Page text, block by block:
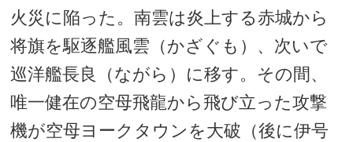
火災に陥った。南雲は炎上する赤城から
将旗を駆逐艦風雲（かざぐも）、次いで
巡洋艦長良（ながら）に移す。その間、
唯一健在の空母飛龍から飛び立った攻撃
機が空母ヨークタウンを大破（後に伊号